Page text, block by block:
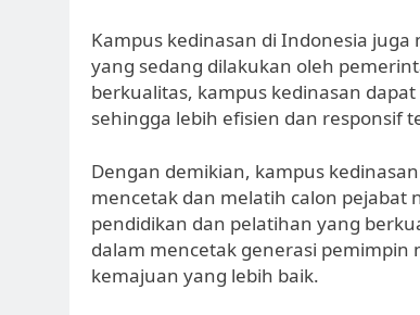
Kampus kedinasan di Indonesia
yang sedang dilakukan oleh
berkualitas, kampus kedinasan
sehingga lebih efisien dan responsif
Dengan demikian, kampus
mencetak dan melatih calon pejabat
pendidikan dan pelatihan yang
dalam mencetak generasi pemimpin
kemajuan yang lebih baik.